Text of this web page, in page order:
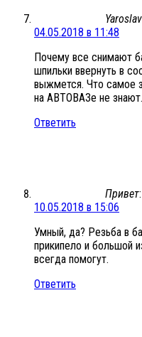
Yaroslav
04.05.2018 в 11:48
Почему все снимают
шпильки ввернуть в
выжмется. Что самое
на АВТОВАЗе не
Ответить
Привет:
10.05.2018 в 15:06
Умный, да? Резьба в
прикипело и большой
всегда помогут.
Ответить